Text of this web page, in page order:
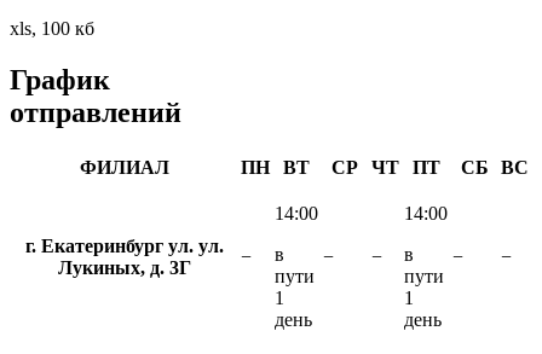
xls, 100 кб
График
отправлений
ФИЛИАЛ ПН ВТ СР ЧТ ПТ СБ ВС
г. Екатеринбург ул. ул.
Лукиных, д. 3Г
−
14:00
в
пути
1
день
− −
14:00
в
пути
1
день
− −